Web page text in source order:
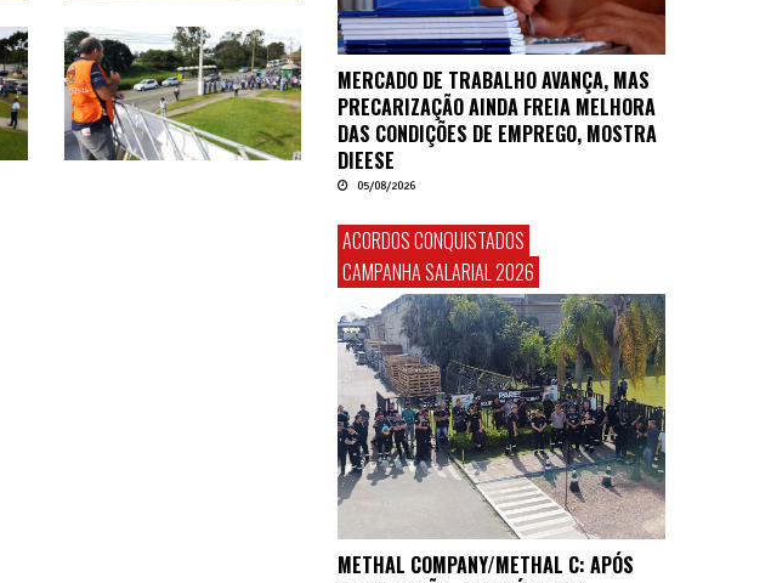
MERCADO DE TRABALHO AVANÇA, MAS
PRECARIZAÇÃO AINDA FREIA MELHORA
DAS CONDIÇÕES DE EMPREGO, MOSTRA
DIEESE
05/08/2026
ACORDOS CONQUISTADOS
CAMPANHA SALARIAL 2026
METHAL COMPANY/METHAL C: APÓS